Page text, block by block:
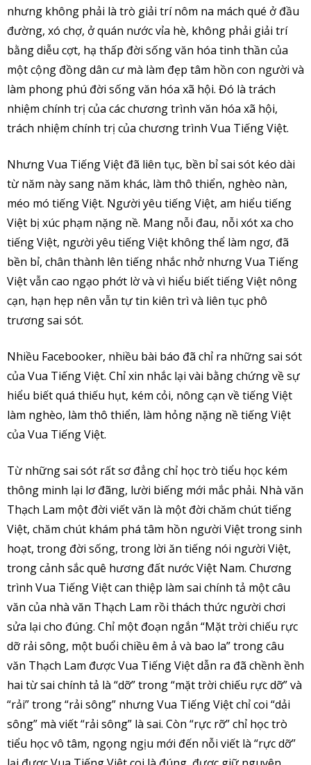
nhưng không phải là trò giải trí nôm na mách qué ở đầu
đường, xó chợ, ở quán nước vỉa hè, không phải giải trí
bằng diễu cợt, hạ thấp đời sống văn hóa tinh thần của
một cộng đồng dân cư mà làm đẹp tâm hồn con người và
làm phong phú đời sống văn hóa xã hội. Đó là trách
nhiệm chính trị của các chương trình văn hóa xã hội,
trách nhiệm chính trị của chương trình Vua Tiếng Việt.
Nhưng Vua Tiếng Việt đã liên tục, bền bỉ sai sót kéo dài
từ năm này sang năm khác, làm thô thiển, nghèo nàn,
méo mó tiếng Việt. Người yêu tiếng Việt, am hiểu tiếng
Việt bị xúc phạm nặng nề. Mang nỗi đau, nỗi xót xa cho
tiếng Việt, người yêu tiếng Việt không thể làm ngơ, đã
bền bỉ, chân thành lên tiếng nhắc nhở nhưng Vua Tiếng
Việt vẫn cao ngạo phớt lờ và vì hiểu biết tiếng Việt nông
cạn, hạn hẹp nên vẫn tự tin kiên trì và liên tục phô
trương sai sót.
Nhiều Facebooker, nhiều bài báo đã chỉ ra những sai sót
của Vua Tiếng Việt. Chỉ xin nhắc lại vài bằng chứng về sự
hiểu biết quá thiếu hụt, kém cỏi, nông cạn về tiếng Việt
làm nghèo, làm thô thiển, làm hỏng nặng nề tiếng Việt
của Vua Tiếng Việt.
Từ những sai sót rất sơ đẳng chỉ học trò tiểu học kém
thông minh lại lơ đãng, lười biếng mới mắc phải. Nhà văn
Thạch Lam một đời viết văn là một đời chăm chút tiếng
Việt, chăm chút khám phá tâm hồn người Việt trong sinh
hoạt, trong đời sống, trong lời ăn tiếng nói người Việt,
trong cảnh sắc quê hương đất nước Việt Nam. Chương
trình Vua Tiếng Việt can thiệp làm sai chính tả một câu
văn của nhà văn Thạch Lam rồi thách thức người chơi
sửa lại cho đúng. Chỉ một đoạn ngắn “Mặt trời chiếu rực
dỡ rải sông, một buổi chiều êm ả và bao la” trong câu
văn Thạch Lam được Vua Tiếng Việt dẫn ra đã chềnh ềnh
hai từ sai chính tả là “dỡ” trong “mặt trời chiếu rực dỡ” và
“rải” trong “rải sông” nhưng Vua Tiếng Việt chỉ coi “dải
sông” mà viết “rải sông” là sai. Còn “rực rỡ” chỉ học trò
tiểu học vô tâm, ngọng ngịu mới đến nỗi viết là “rực dỡ”